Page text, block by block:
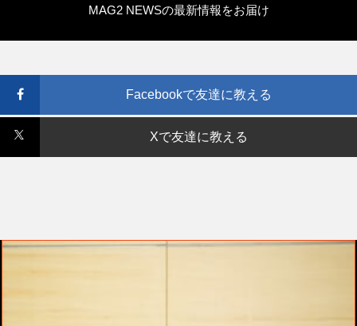
MAG2 NEWSの最新情報をお届け
Facebookで友達に教える
Xで友達に教える